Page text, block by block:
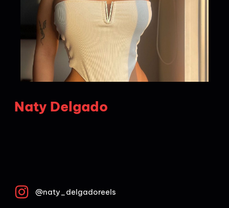
Naty Delgado
@naty_delgadoreels